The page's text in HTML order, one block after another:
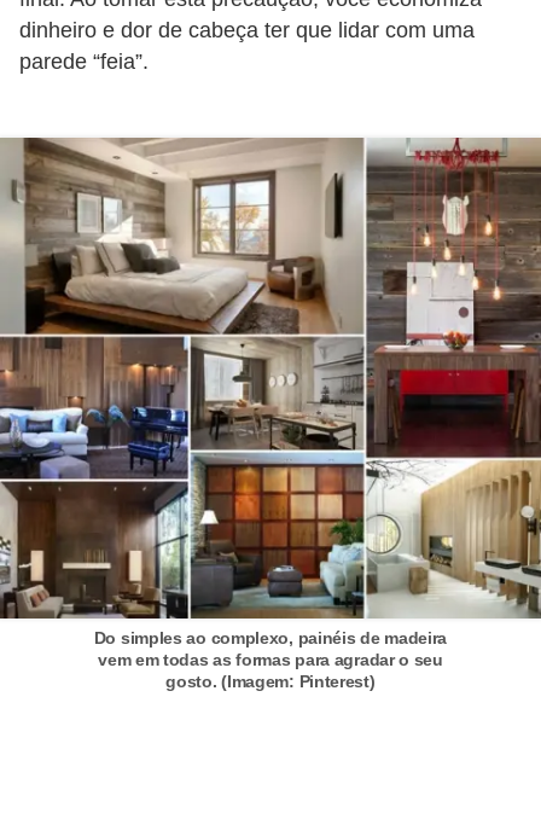
dinheiro e dor de cabeça ter que lidar com uma
parede “feia”.
Do simples ao complexo, painéis de madeira
vem em todas as formas para agradar o seu
gosto. (Imagem: Pinterest)